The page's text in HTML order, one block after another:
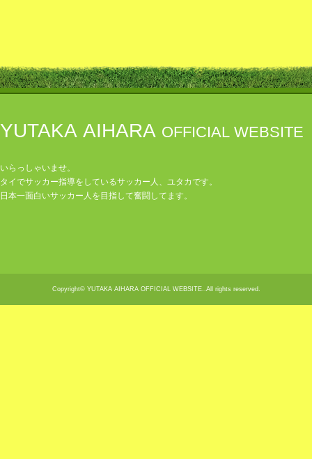
YUTAKA AIHARA OFFICIAL WEBSITE
いらっしゃいませ。
タイでサッカー指導をしているサッカー人、ユタカです。
日本一面白いサッカー人を目指して奮闘してます。
Copyright© YUTAKA AIHARA OFFICIAL WEBSITE..All rights reserved.